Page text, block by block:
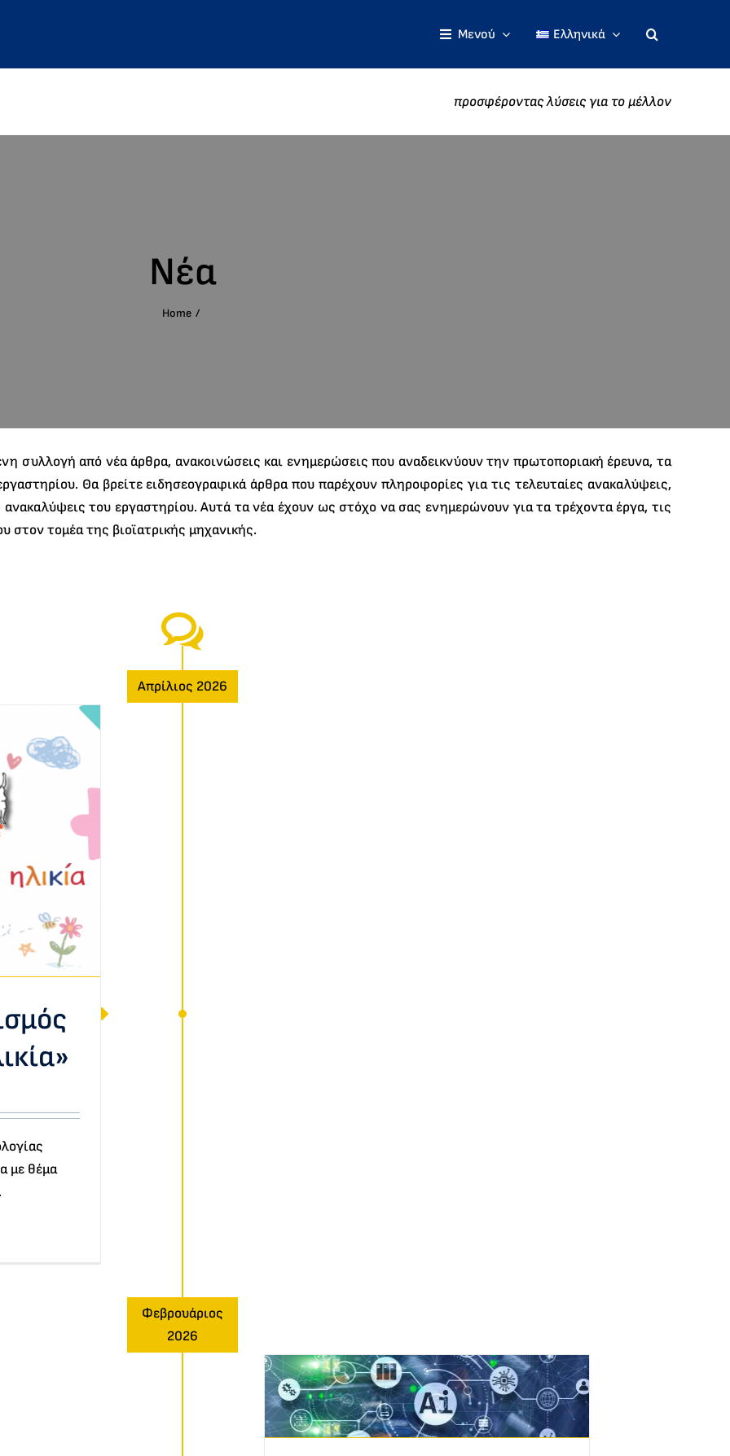
Μενού Ελληνικά
προσφέροντας λύσεις για το μέλλον
Νέα
Home
συλλογή από νέα άρθρα, ανακοινώσεις και ενημερώσεις που αναδεικνύουν την πρωτοποριακή έρευνα, τα
Θα βρείτε ειδησεογραφικά άρθρα που παρέχουν πληροφορίες για τις τελευταίες ανακαλύψεις,
ανακαλύψεις του εργαστηρίου. Αυτά τα νέα έχουν ως στόχο να σας ενημερώνουν για τα τρέχοντα έργα, τις
στον τομέα της βιοϊατρικής μηχανικής.
Απρίλιος 2026
με θέμα
Φεβρουάριος
2026